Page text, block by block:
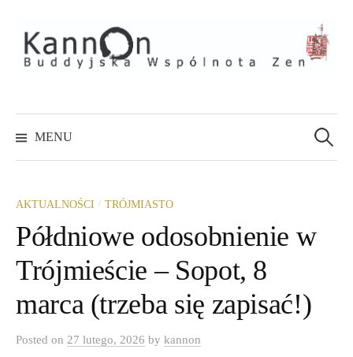
to
content
MENU
AKTUALNOŚCI / TRÓJMIASTO
Półdniowe odosobnienie w
Trójmieście – Sopot, 8
marca (trzeba się zapisać!)
Posted on 27 lutego, 2026 by kannon